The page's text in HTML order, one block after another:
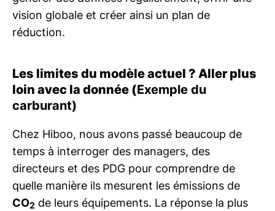
vision globale et créer ainsi un plan de
réduction.
Les limites du modèle actuel ? Aller plus
loin avec la donnée (Exemple du
carburant)
Chez Hiboo, nous avons passé beaucoup de
temps à interroger des managers, des
directeurs et des PDG pour comprendre de
quelle manière ils mesurent les émissions de
CO2 de leurs équipements. La réponse la plus